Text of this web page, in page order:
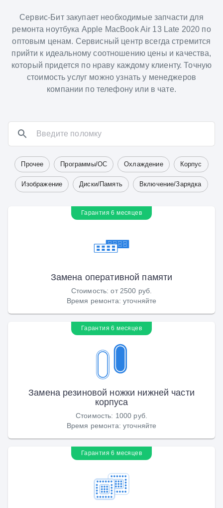
Сервис-Бит закупает необходимые запчасти для
ремонта ноутбука Apple MacBook Air 13 Late 2020 по
оптовым ценам. Сервисный центр всегда стремится
прийти к идеальному соотношению цены и качества,
который придется по нраву каждому клиенту. Точную
стоимость услуг можно узнать у менеджеров
компании по телефону или в чате.
Прочее Программы/ОС Охлаждение Корпус
Изображение Диски/Память Включение/Зарядка
Гарантия 6 месяцев
Замена оперативной памяти
Стоимость:от 2500 руб.
Время ремонта: уточняйте
Гарантия 6 месяцев
Замена резиновой ножки нижней части
корпуса
Стоимость: 1000 руб.
Время ремонта: уточняйте
Гарантия 6 месяцев